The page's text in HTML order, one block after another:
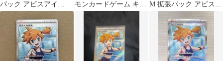
パック アビスアイ
108/081
モンカードゲーム キラ M 拡張パック アビスア